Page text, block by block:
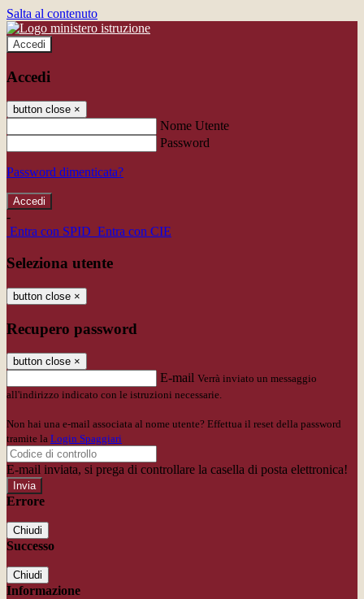
Salta al contenuto
Accedi
Accedi
button close ×
Nome Utente
Password
Password dimenticata?
-
Entra con SPID Entra con CIE
Seleziona utente
button close ×
Recupero password
button close ×
E-mail Verrà inviato un messaggio
all'indirizzo indicato con le istruzioni necessarie.
Non hai una e-mail associata al nome utente? Effettua il reset della password
tramite la Login Spaggiari
E-mail inviata, si prega di controllare la casella di posta elettronica!
Errore
Chiudi
Successo
Chiudi
Informazione